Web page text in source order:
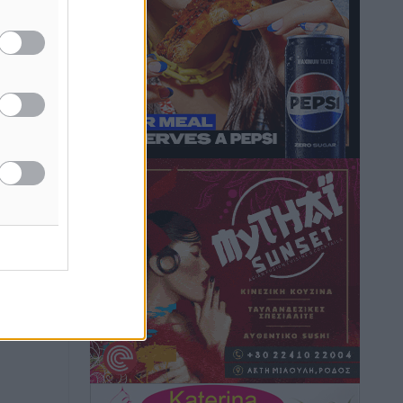
Κικίλιας: Μειώθηκαν κατά 34% οι
μεταναστευτικές ροές στα θαλάσσια
σύνορα
• πριν 12 ώρες
Κως: Γερμανός τουρίστας κέρδισε
αποζημίωση 900 ευρώ επειδή δεν
βρήκε ξαπλώστρες στις οικογενειακές
διακοπές του
Τοπικές Ειδήσεις• πριν 12 ώρες
Ο γεωεντοπισμός μέσω 112 «έσωσε»
Δανό περιπατητή στη Ρόδο
Τοπικές Ειδήσεις πριν 12 ώρες
Σύμη: Ανασύρθηκε σορός άνδρα –